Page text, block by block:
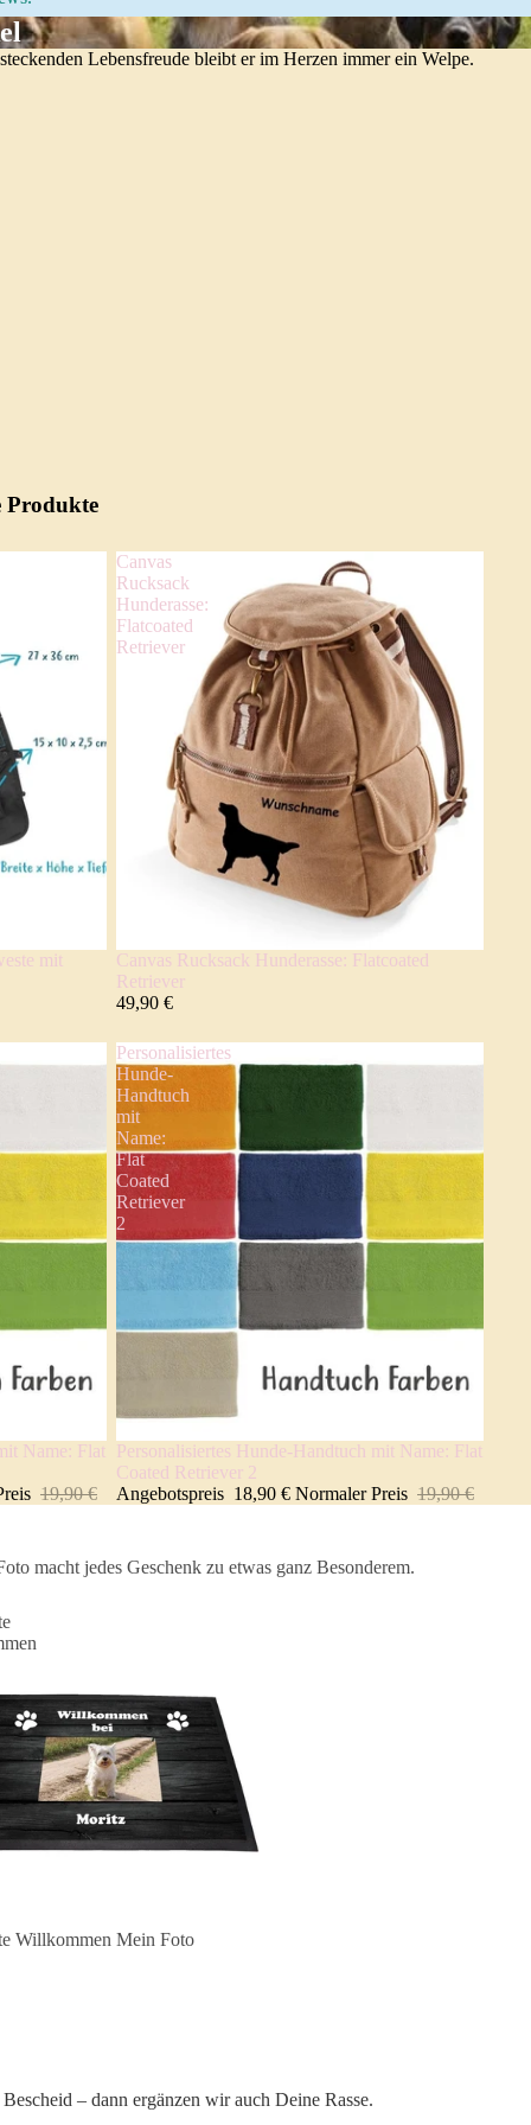
Lebensfreude bleibt er im Herzen immer ein Welpe.
Produkte
mit
Canvas
Rucksack
Hunderasse:
Flatcoated
Retriever
Canvas Rucksack Hunderasse: Flatcoated
Retriever
49,90 €
Name: Flat
19,90 €
Personalisiertes
Hunde-
Handtuch
mit
Name:
Flat
Coated
Retriever
2
Angebot 🐾
Personalisiertes Hunde-Handtuch mit Name: Flat
Coated Retriever 2
Angebotspreis 18,90 € Normaler Preis 19,90 €
macht jedes Geschenk zu etwas ganz Besonderem.
Willkommen Mein Foto
– dann ergänzen wir auch Deine Rasse.